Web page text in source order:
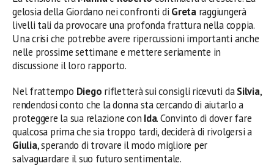
gelosia della Giordano nei confronti di Gretaraggiungerà
livelli tali da provocare una profonda frattura nella coppia.
Una crisi che potrebbe avere ripercussioni importanti anche
nelle prossime settimane e mettere seriamente in
discussione il loro rapporto.
Nel frattempo Diego rifletterà sui consigli ricevuti daSilvia,
rendendosi conto che la donna sta cercando di aiutarlo a
proteggere la sua relazione con Ida. Convinto di dover fare
qualcosa prima che sia troppo tardi, deciderà di rivolgersi a
Giulia, sperando di trovare il modo migliore per
salvaguardare il suo futuro sentimentale.